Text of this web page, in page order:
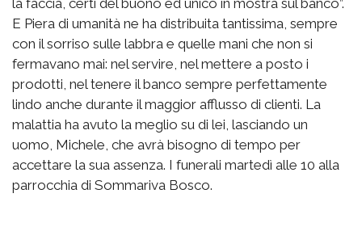
la faccia, certi del buono ed unico in mostra sul banco”.
E Piera di umanità ne ha distribuita tantissima, sempre
con il sorriso sulle labbra e quelle mani che non si
fermavano mai: nel servire, nel mettere a posto i
prodotti, nel tenere il banco sempre perfettamente
lindo anche durante il maggior afflusso di clienti. La
malattia ha avuto la meglio su di lei, lasciando un
uomo, Michele, che avrà bisogno di tempo per
accettare la sua assenza. I funerali martedì alle 10 alla
parrocchia di Sommariva Bosco.